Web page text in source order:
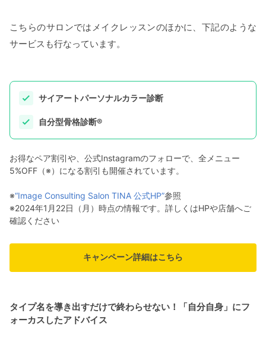
こちらのサロンではメイクレッスンのほかに、下記のような
サービスも行なっています。
サイアートパーソナルカラー診断
自分型骨格診断®︎
お得なペア割引や、公式Instagramのフォローで、全メニュー
5%OFF（※）になる割引も開催されています。
※“Image Consulting Salon TINA 公式HP”参照
※2024年1月22日（月）時点の情報です。詳しくはHPや店舗へご
確認ください
キャンペーン詳細はこちら
タイプ名を導き出すだけで終わらせない！「⾃分⾃⾝」にフ
ォーカスしたアドバイス